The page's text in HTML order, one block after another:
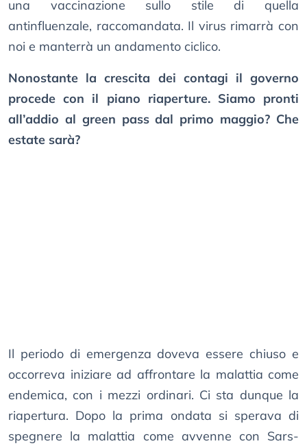
una vaccinazione sullo stile di quella
antinfluenzale, raccomandata. Il virus rimarrà con
noi e manterrà un andamento ciclico.
Nonostante la crescita dei contagi il governo
procede con il piano riaperture. Siamo pronti
all’addio al green pass dal primo maggio? Che
estate sarà?
Il periodo di emergenza doveva essere chiuso e
occorreva iniziare ad affrontare la malattia come
endemica, con i mezzi ordinari. Ci sta dunque la
riapertura. Dopo la prima ondata si sperava di
spegnere la malattia come avvenne con Sars-